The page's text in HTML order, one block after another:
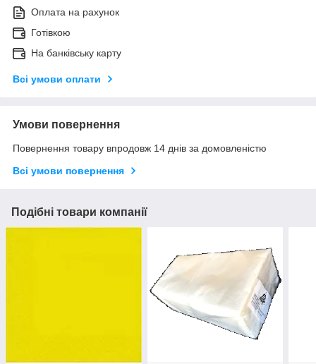
Оплата на рахунок
Готівкою
На банківську карту
Всі умови оплати
Умови повернення
Повернення товару впродовж 14 днів за домовленістю
Всі умови повернення
Подібні товари компанії